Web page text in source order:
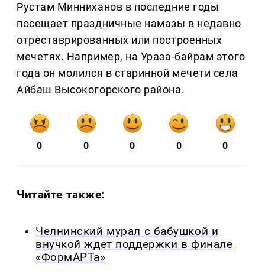
Рустам Минниханов в последние годы
посещает праздничные намазы в недавно
отреставрированных или построенных
мечетях. Например, на Ураза-байрам этого
года он молился в старинной мечети села
Айбаш Высокогорского района.
0 0 0 0 0
Читайте также:
Челнинский мурал с бабушкой и
внучкой ждет поддержки в финале
«ФормАРТа»